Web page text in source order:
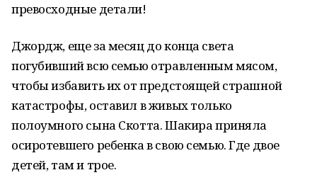
превосходные детали!
Джордж, еще за месяц до конца света
погубивший всю семью отравленным мясом,
чтобы избавить их от предстоящей страшной
катастрофы, оставил в живых только
полоумного сына Скотта. Шакира приняла
осиротевшего ребенка в свою семью. Где двое
детей, там и трое.